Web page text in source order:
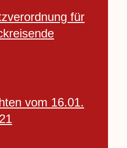
für
vom 16.01.